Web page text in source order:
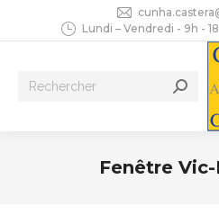
Lundi – Vendredi - 9h -
Recherche
Fenêtre